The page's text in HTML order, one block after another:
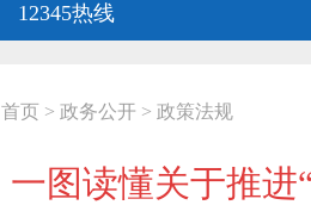
12345热线
首页 > 政务公开 > 政策法规
一图读懂关于推进